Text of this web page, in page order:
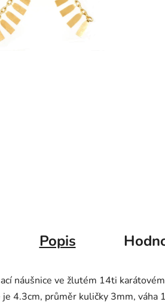
Popis
náušnice ve žlutém 14ti
4.3cm, průměr kuličky 3mm, váha